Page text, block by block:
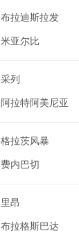
布拉迪斯拉发
米亚尔比
采列
阿拉特阿美尼亚
格拉茨风暴
费内巴切
里昂
布拉格斯巴达